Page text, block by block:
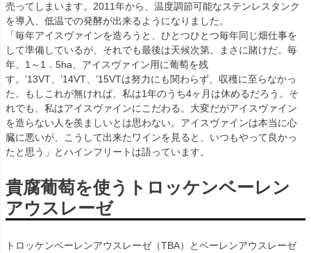
売ってしまいます。2011年から、温度調節可能なステンレスタンク
を導入、低温での発酵が出来るようになりました。
「毎年アイスヴァインを造ろうと、ひとつひとつ毎年同じ畑仕事を
して準備しているが、それでも最後は天候次第。まさに賭けだ。毎
年、1～1．5ha、アイスヴァイン用に葡萄を残
す。’13VT、’14VT、’15VTは努力にも関わらず、収穫に至らなかっ
た。もしこれが無ければ、私は1年のうち4ヶ月は休めるだろう。そ
れでも、私はアイスヴァインにこだわる。大変だがアイスヴァイン
を造らない人を羨ましいとは思わない。アイスヴァインは本当に心
臓に悪いが、こうして出来たワインを見ると、いつもやって良かっ
たと思う」とハインフリートは語っています。
貴腐葡萄を使うトロッケンベーレン
アウスレーゼ
トロッケンベーレンアウスレーゼ（TBA）とベーレンアウスレーゼ